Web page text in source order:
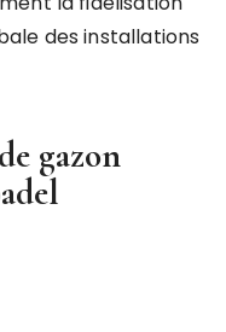
des installations
gazon